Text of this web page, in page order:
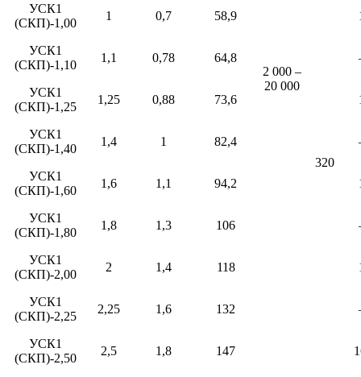
2 000 –
20 000
УСК1
(СКП)-1,00
1 0,7 58,9
УСК1
(СКП)-1,10
1,1 0,78 64,8
320
УСК1
(СКП)-1,25
1,25 0,88 73,6
УСК1
(СКП)-1,40
1,4 1 82,4
УСК1
(СКП)-1,60
1,6 1,1 94,2
УСК1
(СКП)-1,80
1,8 1,3 106
УСК1
(СКП)-2,00
2 1,4 118
УСК1
(СКП)-2,25
2,25 1,6 132
УСК1
(СКП)-2,50
2,5 1,8 147